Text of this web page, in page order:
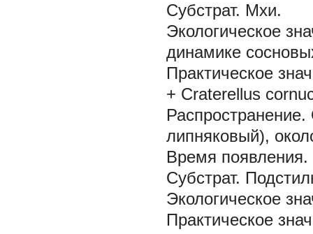
Субстрат. Мхи.
Экологическое
динамике
Практическое
+ Craterellus
Распространение.
липняковый),
Время появления.
Субстрат.
Экологическое
Практическое